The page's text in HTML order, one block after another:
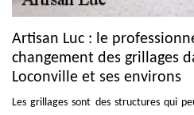
Artisan Luc : le
changement des grillages
Loconville et ses environs
Les grillages sont des structures qui